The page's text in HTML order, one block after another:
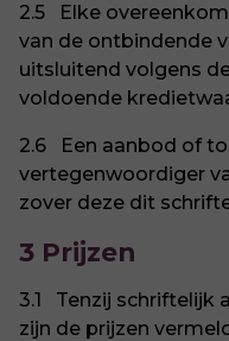
2.5 Elke
van de ontbindende
uitsluitend volgens
voldoende
2.6 Een aanbod of
vertegenwoordiger
zover deze dit
3 Prijzen
3.1 Tenzij schriftelijk
zijn de prijzen